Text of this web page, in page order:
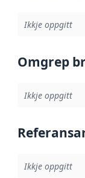
Ikkje oppgitt
Omgrep
Ikkje oppgitt
Ikkje oppgitt